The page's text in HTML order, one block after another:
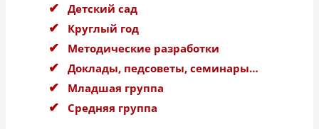
Детский сад
Круглый год
Методические разработки
Доклады, педсоветы, семинары…
Младшая группа
Средняя группа